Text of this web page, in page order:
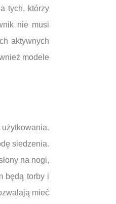
tych, którzy
nie musi
aktywnych
modele
siedzenia.
na nogi,
będą torby i
mieć